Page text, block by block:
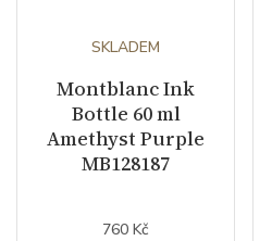
SKLADEM
Montblanc Ink
Bottle 60 ml
Amethyst Purple
MB128187
760 Kč